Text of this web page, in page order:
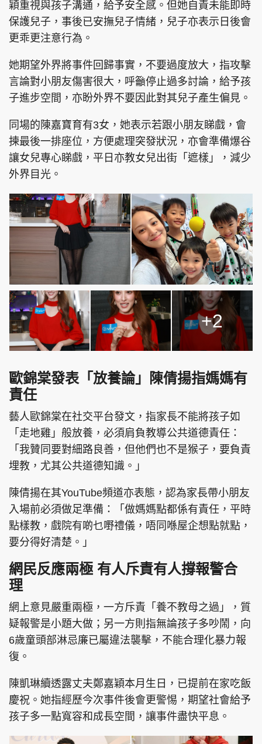
穎重視與孩子溝通，給予安全感。但她自責未能即時
保護兒子，事後已安撫兒子情緒，兒子亦表示日後會
更乖更注意行為。
她期望外界將事件回歸事實，不要過度放大，指攻擊
言論對小朋友傷害很大，呼籲停止過多討論，給予孩
子進步空間，亦盼外界不要因此對其兒子產生偏見。
同場的陳嘉寶育有3女，她表示若跟小朋友睇戲，會
揀最後一排座位，方便處理突發狀況，亦會準備爆谷
讓女兒專心睇戲，平日亦教女兒出街「遮樣」，減少
外界目光。
+2
歐錦棠發表「放養論」陳倩揚指媽媽有
責任
藝人歐錦棠在社交平台發文，指家長不能將孩子如
「走地雞」般放養，必須肩負教導公共道德責任：
「我贊同要對細路良善，但他們也不是猴子，要負責
埋教，尤其公共道德知識。」
陳倩揚在其YouTube頻道亦表態，認為家長帶小朋友
入場前必須做足準備：「做媽媽點都係有責任，平時
點樣教，戲院有啲乜嘢禮儀，唔同喺屋企想點就點，
要分得好清楚。」
網民反應兩極 有人斥責有人撐報警合
理
網上意見嚴重兩極，一方斥責「養不教母之過」，質
疑報警是小題大做；另一方則指無論孩子多吵鬧，向
6歲童頭部淋忌廉已屬違法襲擊，不能合理化暴力報
復。
陳凱琳續透露丈夫鄭嘉穎本月生日，已提前在家吃飯
慶祝。她指經歷今次事件後會更警惕，期望社會給予
孩子多一點寬容和成長空間，讓事件盡快平息。